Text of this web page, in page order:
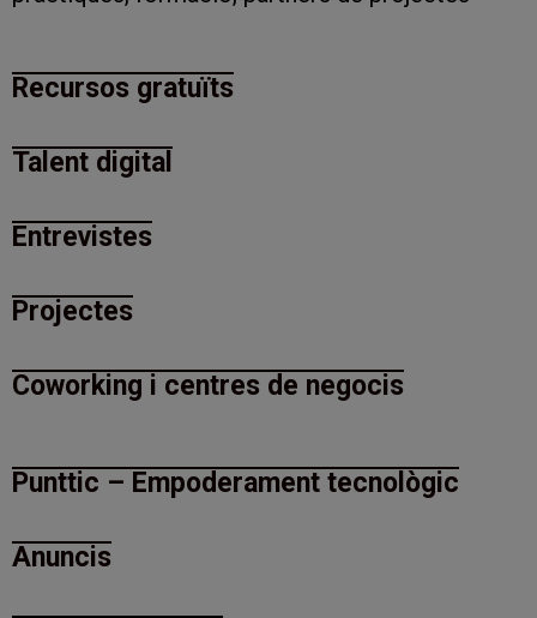
Recursos gratuïts
Talent digital
Entrevistes
Projectes
Coworking i centres de negocis
Punttic – Empoderament tecnològic
Anuncis